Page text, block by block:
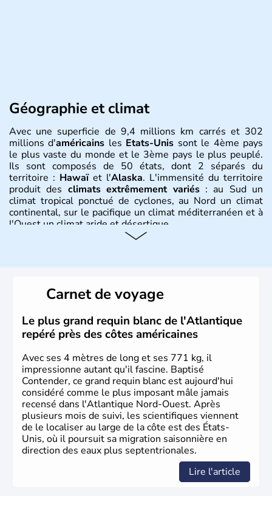
Géographie et climat
Avec une superficie de 9,4 millions km carrés et 302
millions d'américains les Etats-Unis sont le 4ème pays
le plus vaste du monde et le 3ème pays le plus peuplé.
Ils sont composés de 50 états, dont 2 séparés du
territoire : Hawaïet l'Alaska. L'immensité du territoire
produit des climats extrêmement variés: au Sud un
climat tropical ponctué de cyclones, au Nord un climat
continental, sur le pacifique un climat méditerranéen et à
l'Ouest un climat aride et désertique.
Plusieurs populations se sont succédées avant l'arrivée
des européens, suite à la découverte du continent par
Christophe Colomb en 1492. Les 13 colonies
britanniques proclament la Déclaration d'indépendance
en 1776 et adoptent leur première constitution en 1787.
La conquête de l'Ouest marque ensuite l'entrée dans une
phase de développement intense.
Carnet de voyage
Le plus grand requin blanc de l'Atlantique
repéré près des côtes américaines
Avec ses 4 mètres de long et ses 771 kg, il
impressionne autant qu'il fascine. Baptisé
Contender, ce grand requin blanc est aujourd'hui
considéré comme le plus imposant mâle jamais
recensé dans l'Atlantique Nord-Ouest. Après
plusieurs mois de suivi, les scientifiques viennent
de le localiser au large de la côte est des États-
Unis, où il poursuit sa migration saisonnière en
direction des eaux plus septentrionales.
Lire l'article